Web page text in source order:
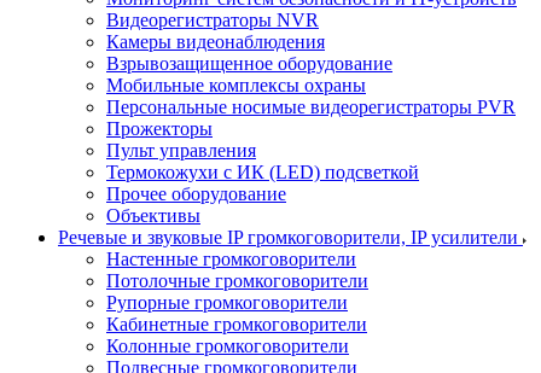
Видеорегистраторы NVR
Камеры видеонаблюдения
Взрывозащищенное оборудование
Мобильные комплексы охраны
Персональные носимые видеорегистраторы PVR
Прожекторы
Пульт управления
Термокожухи с ИК (LED) подсветкой
Прочее оборудование
Объективы
Речевые и звуковые IP громкоговорители, IP усилители
Настенные громкоговорители
Потолочные громкоговорители
Рупорные громкоговорители
Кабинетные громкоговорители
Колонные громкоговорители
Подвесные громкоговорители